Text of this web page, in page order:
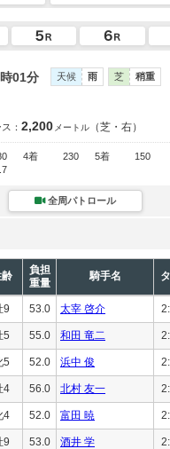
01分 天候 雨 芝 稍重
： 2,200 メートル （芝・右）
4着 230 5着
150
全周パトロール
負担
重量
騎手名
9 53.0 太宰 啓介
5 55.0 和田 竜二
5 52.0 浜中 俊
4 56.0 北村 友一
4 52.0 富田 暁
9 53.0 酒井 学